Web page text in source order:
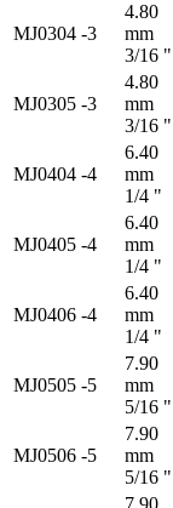
MJ0304 -3
4.80
mm
3/16 "
MJ0305 -3
4.80
mm
3/16 "
MJ0404 -4
6.40
mm
1/4 "
MJ0405 -4
6.40
mm
1/4 "
MJ0406 -4
6.40
mm
1/4 "
MJ0505 -5
7.90
mm
5/16 "
MJ0506 -5
7.90
mm
5/16 "